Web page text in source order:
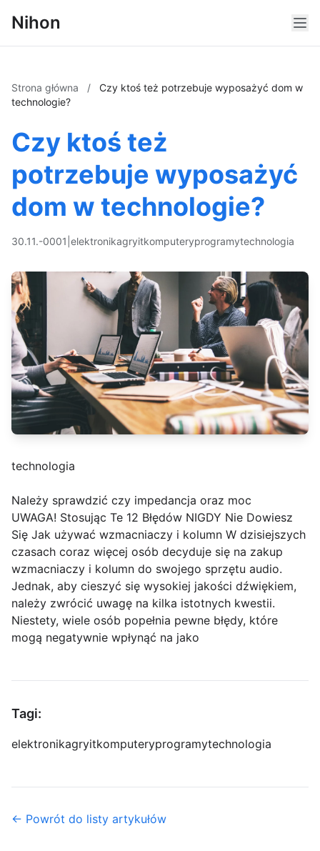
Nihon
Strona główna /
Czy ktoś też potrzebuje wyposażyć dom w
technologie?
Czy ktoś też
potrzebuje wyposażyć
dom w technologie?
30.11.-0001 elektronikagryitkomputeryprogramytechnologia
technologia
Należy sprawdzić czy impedancja oraz moc
UWAGA! Stosując Te 12 Błędów NIGDY Nie Dowiesz
Się Jak używać wzmacniaczy i kolumn W dzisiejszych
czasach coraz więcej osób decyduje się na zakup
wzmacniaczy i kolumn do swojego sprzętu audio.
Jednak, aby cieszyć się wysokiej jakości dźwiękiem,
należy zwrócić uwagę na kilka istotnych kwestii.
Niestety, wiele osób popełnia pewne błędy, które
mogą negatywnie wpłynąć na jako
Tagi:
elektronikagryitkomputeryprogramytechnologia
← Powrót do listy artykułów